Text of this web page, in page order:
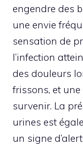
engendre des
une envie
sensation de
l’infection
des douleurs
frissons, et
survenir. La
urines est
un signe